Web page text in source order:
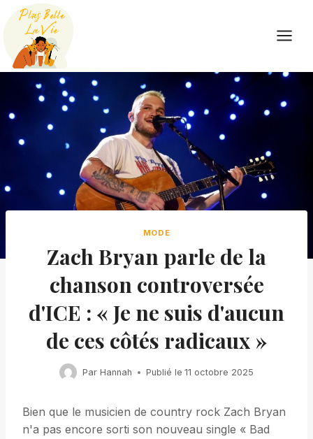
Skip
content
MODE
Zach Bryan parle de la
chanson controversée
d'ICE : « Je ne suis d'aucun
de ces côtés radicaux »
Par Hannah Publié le 11 octobre 2025
Bien que le musicien de country rock Zach Bryan
n'a pas encore sorti son nouveau single « Bad